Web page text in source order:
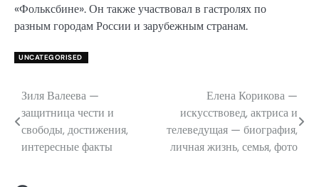
«Фольксбине». Он также участвовал в гастролях по
разным городам России и зарубежным странам.
UNCATEGORISED
Навигация
по
записям
Зиля Валеева —
защитница чести и
свободы, достижения,
интересные факты
Елена Корикова —
искусствовед, актриса и
телеведущая — биография,
личная жизнь, семья, фото